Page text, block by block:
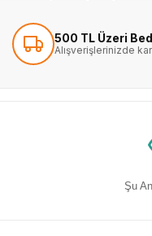
500 TL Üzeri
Alışverişlerinizde
Şu